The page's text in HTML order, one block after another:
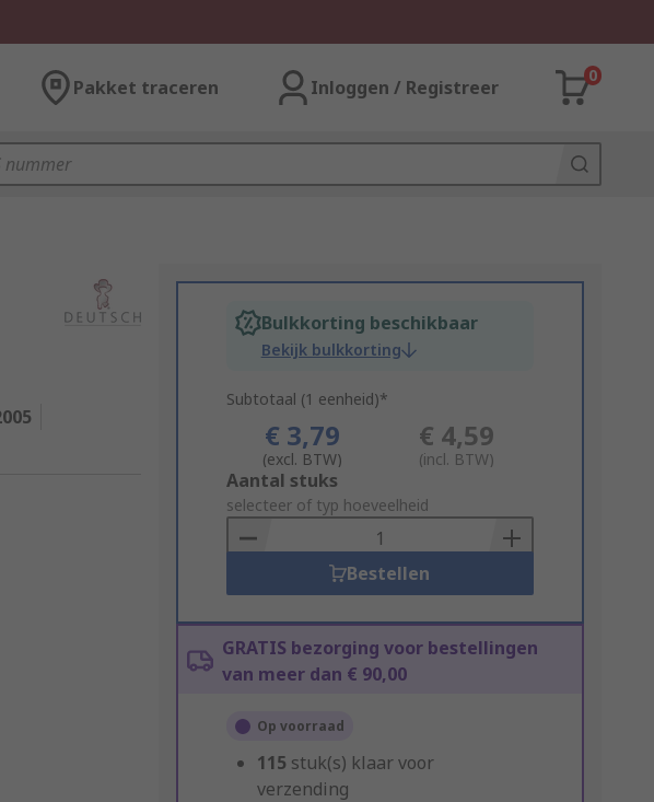
Pakket traceren Inloggen / Registreer
0
Bulkkorting beschikbaar
Bekijk bulkkorting
Subtotaal (1 eenheid)*
€ 3,79
(excl. BTW)
€ 4,59
(incl. BTW)
Add
to
Basket
Aantal stuks
selecteer of typ hoeveelheid
Bestellen
GRATIS bezorging voor bestellingen
van meer dan € 90,00
Op voorraad
115 stuk(s) klaar voor
verzending